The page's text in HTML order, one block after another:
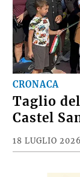
CRONACA
Taglio
Castel
18 LUGLIO 2026